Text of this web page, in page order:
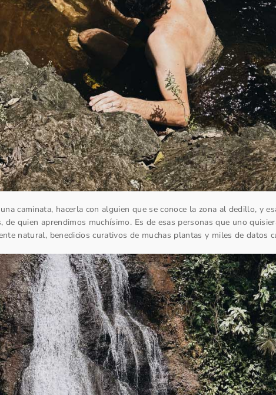
caminata, hacerla con alguien que se conoce la zona al dedillo, y
quien aprendimos muchísimo. Es de esas personas que uno
natural, benedicios curativos de muchas plantas y miles de datos